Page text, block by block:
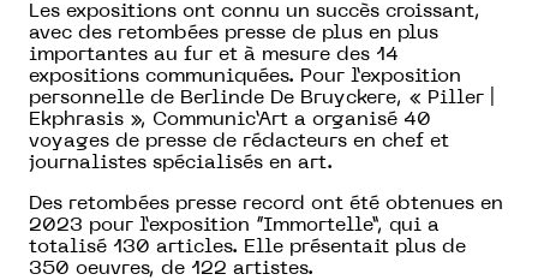
Les expositions ont connu un succès croissant,
avec des retombées presse de plus en plus
importantes au fur et à mesure des 14
expositions communiquées. Pour l’exposition
personnelle de Berlinde De Bruyckere, « Piller |
Ekphrasis », Communic’Art a organisé 40
voyages de presse de rédacteurs en chef et
journalistes spécialisés en art.
Des retombées presse record ont été obtenues en
2023 pour l’exposition “Immortelle”, qui a
totalisé 130 articles. Elle présentait plus de
350 oeuvres, de 122 artistes.